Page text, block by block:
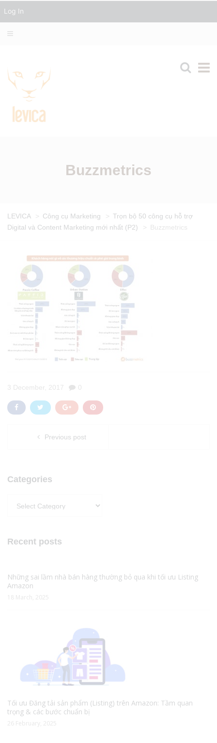
Buzzmetrics
LEVICA > Công cụ Marketing > Trọn bộ 50 công cụ hỗ trợ
Digital và Content Marketing mới nhất (P2)
> Buzzmetrics
3 December, 2017 0
Previous post
Categories
Recent posts
Những sai lầm nhà bán hàng thường bỏ qua khi tối ưu Listing
Amazon
18 March, 2025
Tối ưu Đăng tải sản phẩm (Listing) trên Amazon: Tầm quan
trọng & các bước chuẩn bị
26 February, 2025
Log In